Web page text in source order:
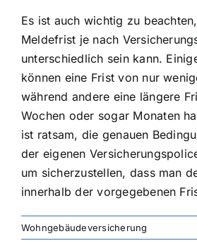
Es ist auch wichtig zu
Meldefrist je nach
unterschiedlich sein kann.
können eine Frist von nur
während andere eine längere
Wochen oder sogar Monaten
ist ratsam, die genauen
der eigenen
um sicherzustellen, dass man
innerhalb der vorgegebenen
Wohngebäudeversicherung